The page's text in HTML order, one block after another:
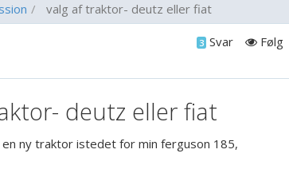
valg af traktor- deutz eller fiat
Følg
3 Svar
deutz eller fiat
ny traktor istedet for min ferguson 185,